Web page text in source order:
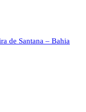
de Santana – Bahia